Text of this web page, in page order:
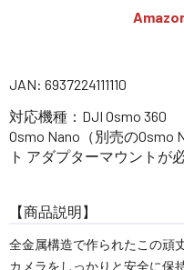
JAN: 6937224111110
対応機種：DJI Osmo 360
Osmo Nano（別売のOsmo
ト アダプターマウントが
【商品説明】
全金属構造で作られたこの頑
カメラをしっかりと安全に保